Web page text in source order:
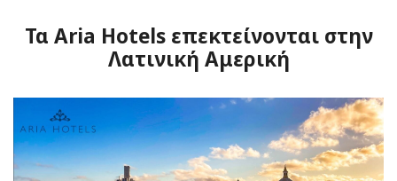
Τα Aria Hotels επεκτείνονται στην
Λατινική Αμερική